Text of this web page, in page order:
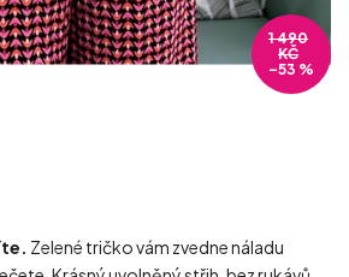
Zelené tričko vám zvedne náladu
1 490
KČ
–53 %